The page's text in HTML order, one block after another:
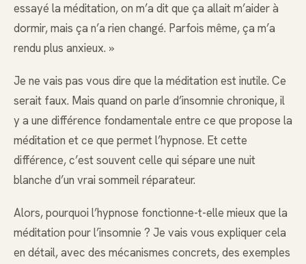
essayé la méditation, on m’a dit que ça allait m’aider à
dormir, mais ça n’a rien changé. Parfois même, ça m’a
rendu plus anxieux. »
Je ne vais pas vous dire que la méditation est inutile. Ce
serait faux. Mais quand on parle d’insomnie chronique, il
y a une différence fondamentale entre ce que propose la
méditation et ce que permet l’hypnose. Et cette
différence, c’est souvent celle qui sépare une nuit
blanche d’un vrai sommeil réparateur.
Alors, pourquoi l’hypnose fonctionne-t-elle mieux que la
méditation pour l’insomnie ? Je vais vous expliquer cela
en détail, avec des mécanismes concrets, des exemples